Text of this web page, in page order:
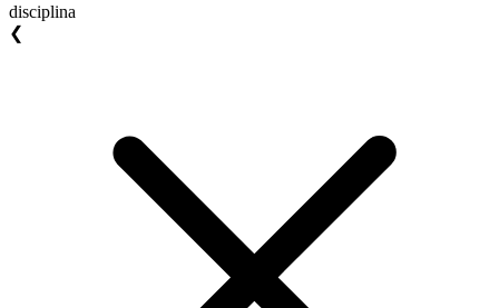
disciplina
❮